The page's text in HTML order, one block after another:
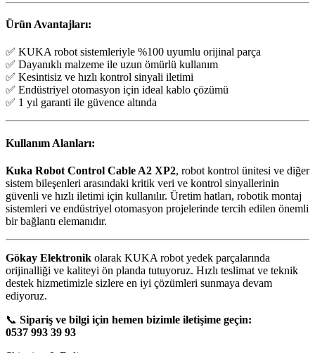
Ürün Avantajları:
✅ KUKA robot sistemleriyle %100 uyumlu orijinal parça
✅ Dayanıklı malzeme ile uzun ömürlü kullanım
✅ Kesintisiz ve hızlı kontrol sinyali iletimi
✅ Endüstriyel otomasyon için ideal kablo çözümü
✅ 1 yıl garanti ile güvence altında
Kullanım Alanları:
Kuka Robot Control Cable A2 XP2, robot kontrol ünitesi ve diğer
sistem bileşenleri arasındaki kritik veri ve kontrol sinyallerinin
güvenli ve hızlı iletimi için kullanılır. Üretim hatları, robotik montaj
sistemleri ve endüstriyel otomasyon projelerinde tercih edilen önemli
bir bağlantı elemanıdır.
Gökay Elektronik olarak KUKA robot yedek parçalarında
orijinalliği ve kaliteyi ön planda tutuyoruz. Hızlı teslimat ve teknik
destek hizmetimizle sizlere en iyi çözümleri sunmaya devam
ediyoruz.
📞 Sipariş ve bilgi için hemen bizimle iletişime geçin:
0537 993 39 93